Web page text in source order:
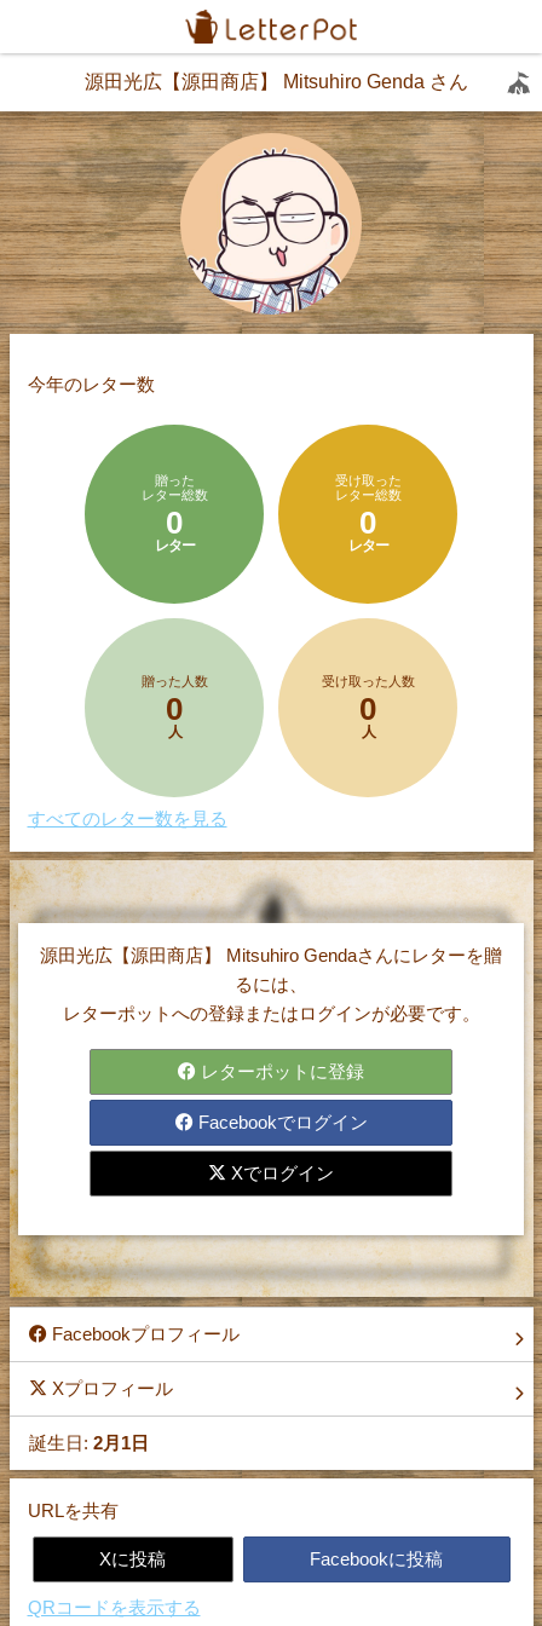
源田光広【源田商店】 Mitsuhiro Genda さん
今年のレター数
贈った
レター総数
0
レター
受け取った
レター総数
0
レター
贈った人数
0
人
受け取った人数
0
人
すべてのレター数を見る
1文字5円で購入したポイントを使って、
気持ちを伝えたい相手に手紙（レター）を
贈ることができるサービスです。
レターの送受信をするには、
登録が必要です。
お手数ですが、まず登録を
お願い致します。
源田光広【源田商店】 Mitsuhiro Gendaさんにレターを贈
るには、
レターポットへの登録またはログインが必要です。
レターポットに登録
Facebookでログイン
Xでログイン
Facebookプロフィール
Xプロフィール
誕生日: 2月1日
URLを共有
Xに投稿 Facebookに投稿
QRコードを表示する